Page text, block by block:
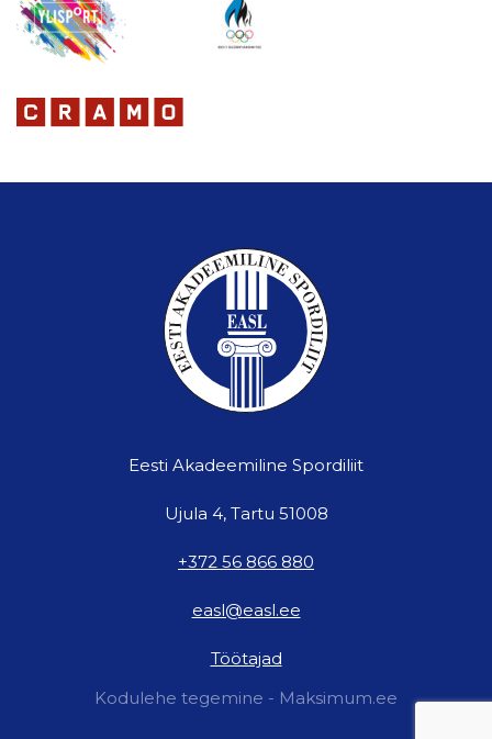
Eesti Akadeemiline Spordiliit
Ujula 4, Tartu 51008
+372 56 866 880
easl@easl.ee
Töötajad
Kodulehe tegemine - Maksimum.ee